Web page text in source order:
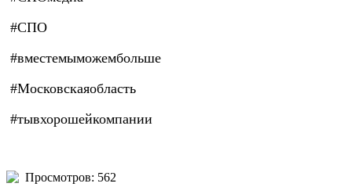
#СПО
#вместемыможембольше
#Московскаяобласть
#тывхорошейкомпании
Просмотров: 562